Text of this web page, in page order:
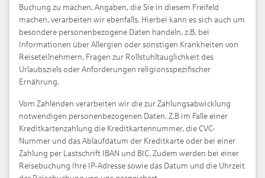
Buchung zu machen. Angaben, die Sie in diesem Freifeld
machen, verarbeiten wir ebenfalls. Hierbei kann es sich auch um
besondere personenbezogene Daten handeln, z.B. bei
Informationen über Allergien oder sonstigen Krankheiten von
Reiseteilnehmern, Fragen zur Rollstuhltauglichkeit des
Urlaubsziels oder Anforderungen religionsspezifischer
Ernährung.
Vom Zahlenden verarbeiten wir die zur Zahlungsabwicklung
notwendigen personenbezogenen Daten. Z.B im Falle einer
Kreditkartenzahlung die Kreditkartennummer, die CVC-
Nummer und das Ablaufdatum der Kreditkarte oder bei einer
Zahlung per Lastschrift IBAN und BIC. Zudem werden bei einer
Reisebuchung Ihre IP-Adresse sowie das Datum und die Uhrzeit